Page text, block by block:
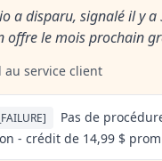
a disparu, signalé il y
offre le mois prochain
au service client
]
Pas de
- crédit de 14,99 $